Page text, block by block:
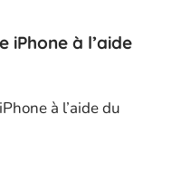
à l’aide
à l’aide du